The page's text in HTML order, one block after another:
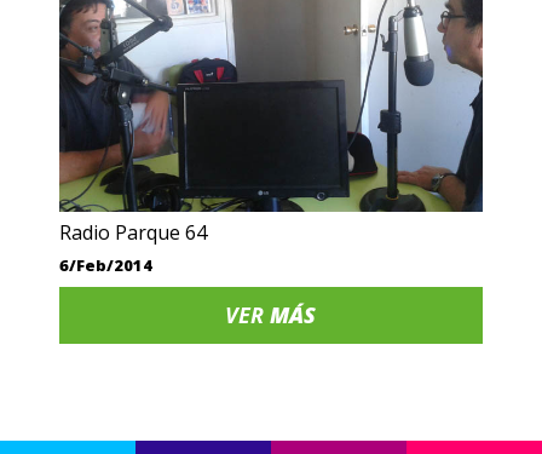
Radio Parque 64
6/Feb/2014
VERMÁS